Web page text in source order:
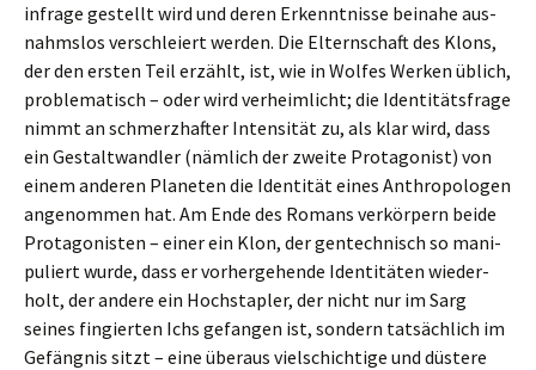
infrage gestellt wird und deren Erkenntnisse bei­nahe aus­
nahms­los ver­schlei­ert werden. Die Elternschaft des Klons,
der den ersten Teil erzählt, ist, wie in Wolfes Werken üblich,
pro­ble­ma­tisch – oder wird ver­heim­licht; die Identitätsfrage
nimmt an schmerz­haf­ter Intensität zu, als klar wird, dass
ein Gestaltwandler (näm­lich der zweite Protagonist) von
einem ande­ren Planeten die Identität eines Anthropologen
ange­nom­men hat. Am Ende des Romans ver­kör­pern beide
Protagonisten – einer ein Klon, der gen­tech­nisch so mani­
pu­liert wurde, dass er vor­her­ge­hende Identitäten wie­der­
holt, der andere ein Hochstapler, der nicht nur im Sarg
seines fin­gier­ten Ichs gefan­gen ist, son­dern tat­säch­lich im
Gefängnis sitzt – eine über­aus viel­schich­tige und düstere